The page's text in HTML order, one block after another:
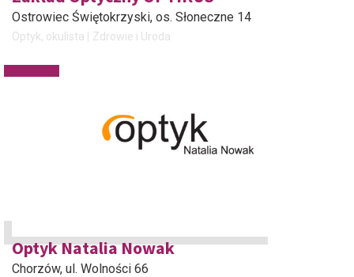
Ostrowiec Świętokrzyski, os. Słoneczne 14
Optyk, okulista Zdrowie i Uroda
Optyk Natalia Nowak
Chorzów, ul. Wolności 66